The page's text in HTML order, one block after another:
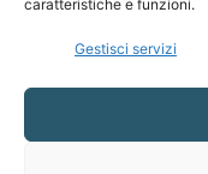
caratteristiche e funzioni.
Gestisci servizi